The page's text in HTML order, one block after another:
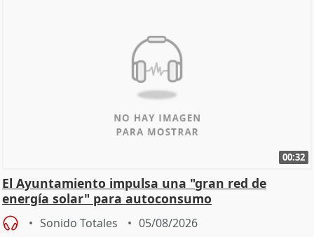
00:32
El Ayuntamiento impulsa una "gran red de
energía solar" para autoconsumo
Sonido Totales 05/08/2026